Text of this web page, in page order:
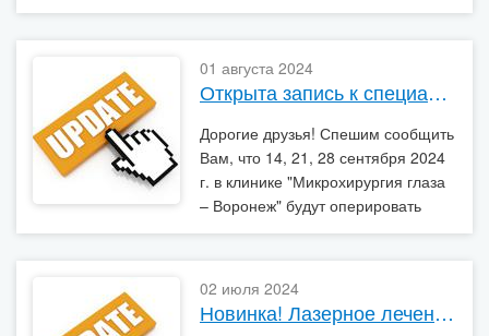
01 августа 2024
Открыта запись к специалистам 14, 21, 28 сентября 2024 г.
Дорогие друзья! Спешим сообщить
Вам, что 14, 21, 28 сентября 2024
г. в клинике "Микрохирургия глаза
– Воронеж" будут оперировать
приглашенные
02 июля 2024
Новинка! Лазерное лечение глаукомы в клинике методом ЦФК